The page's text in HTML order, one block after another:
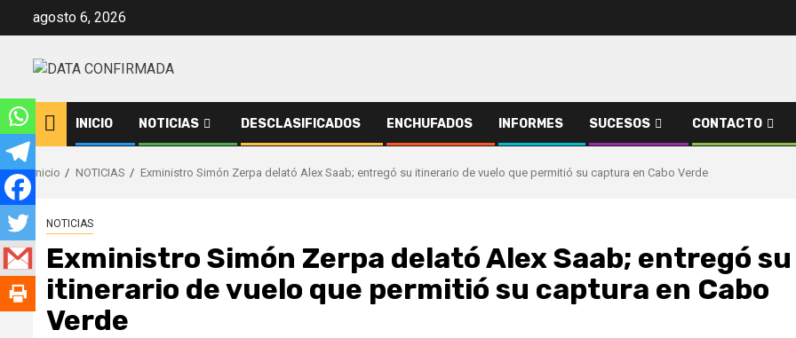
agosto 6, 2026
INICIO NOTICIAS DESCLASIFICADOS ENCHUFADOS INFORMES SUCESOS CONTACTO
Inicio NOTICIAS Exministro Simón Zerpa delató Alex Saab; entregó su itinerario de vuelo que permitió su captura en Cabo Verde
NOTICIAS
Exministro Simón Zerpa delató Alex Saab; entregó su
itinerario de vuelo que permitió su captura en Cabo
Verde